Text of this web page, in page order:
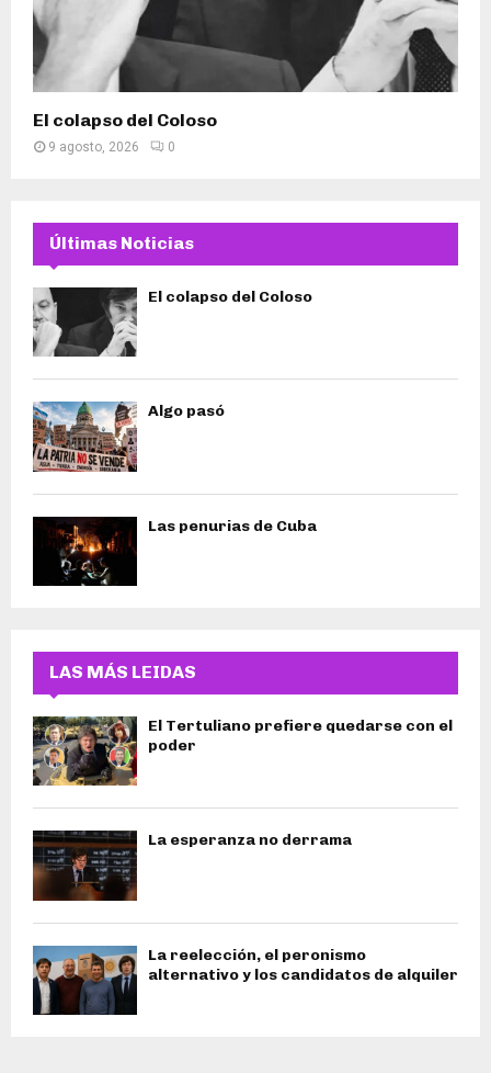
El colapso del Coloso
9 agosto, 2026 0
Últimas Noticias
El colapso del Coloso
Algo pasó
Las penurias de Cuba
LAS MÁS LEIDAS
El Tertuliano prefiere quedarse con el
poder
La esperanza no derrama
La reelección, el peronismo
alternativo y los candidatos de alquiler